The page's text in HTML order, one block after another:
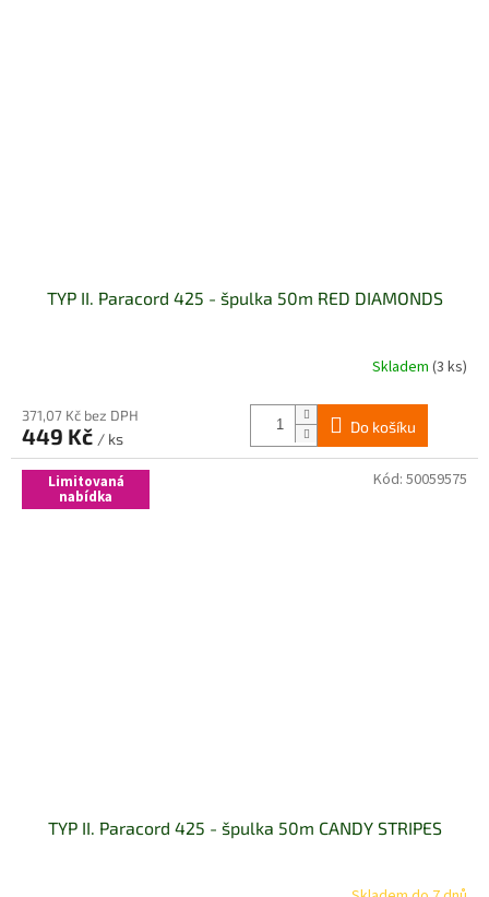
TYP II. Paracord 425 - špulka 50m RED DIAMONDS
Skladem (3 ks)
371,07 Kč bez DPH
449 Kč / ks
Do košíku
Limitovaná
nabídka
TYP II. Paracord 425 - špulka 50m CANDY STRIPES
Kód: 50059575